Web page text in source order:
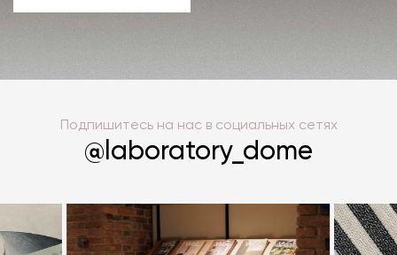
теряя эстетичного внешнего вида. Модульные
системы от европейских производителей
адаптируются под конкретную задачу,
встраиваясь как в небольшое пространство
гостиную загородного дома.
помогут подобрать модель, исходя из самых
смелых ожиданий клиента.
Подпишитесь на нас в социальных сетях
@laboratory_dome